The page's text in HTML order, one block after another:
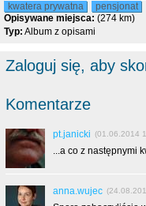
kwatera prywatna
pensjonat
Opisywane miejsca: (274 km)
Typ: Album z opisami
Zaloguj się, aby
Komentarze
pt.janicki (01.06.2014
...a co z następnymi
anna.wujec